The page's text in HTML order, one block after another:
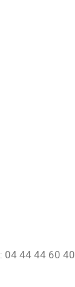
04 44 44 60 40